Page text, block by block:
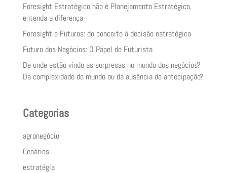
Foresight Estratégico não é Planejamento Estratégico,
entenda a diferença
Foresight e Futuros: do conceito à decisão estratégica
Futuro dos Negócios: O Papel do Futurista
De onde estão vindo as surpresas no mundo dos negócios?
Da complexidade do mundo ou da ausência de antecipação?
Categorias
agronegócio
Cenários
estratégia